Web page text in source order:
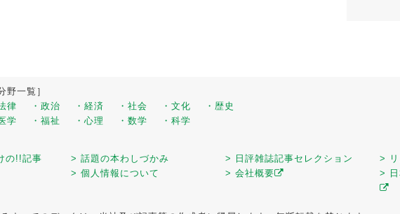
野一覧］
律
・政治 ・経済 ・社会 ・文化
・歴史
学
・福祉 ・心理 ・数学 ・科学
の!!記事 > 話題の本わしづかみ > 日評雑誌記事セレクション
> リ
> 個人情報について > 会社概要 > 日